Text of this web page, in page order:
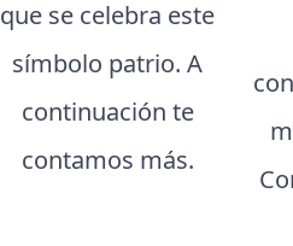
que se celebra este
símbolo patrio. A
continuación te
contamos más.